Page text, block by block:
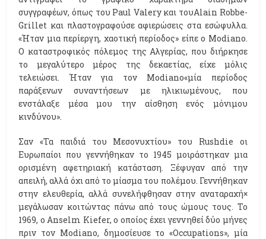
συγγραφέων, όπως του Paul Valery και τουAlain Robbe-
Grillet και πλαστογραφούσε αφιερώσεις στα εσώφυλλα.
«Ήταν μια περίεργη, χαοτική περίοδος» είπε ο Modiano.
Ο καταστροφικός πόλεμος της Αλγερίας, που διήρκησε
το μεγαλύτερο μέρος της δεκαετίας, είχε μόλις
τελειώσει. Ήταν για τον Modiano«μία περίοδος
παράξενων συναντήσεων με ηλικιωμένους, που
ενστάλαξε μέσα μου την αίσθηση ενός μόνιμου
κινδύνου».
Σαν «Τα παιδιά του Μεσονυχτίου» του Rushdie οι
Ευρωπαίοι που γεννήθηκαν το 1945 μοιράστηκαν μια
ορισμένη αφετηριακή κατάσταση. Ξέφυγαν από την
απειλή, αλλά όχι από το μίασμα του πολέμου. Γεννήθηκαν
στην ελευθερία, αλλά συνελήφθησαν στην αναταραχή×
μεγάλωσαν κοιτώντας πάνω από τους ώμους τους. Το
1969, ο Anselm Kiefer, ο οποίος έχει γεννηθεί δύο μήνες
πριν τον Modiano, δημοσίευσε το «Occupations», μία